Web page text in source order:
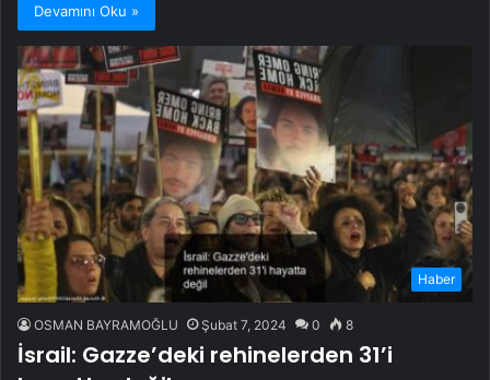
Devamını Oku »
Haber
OSMAN BAYRAMOĞLU Şubat 7, 2024 0 8
İsrail: Gazze’deki rehinelerden 31’i